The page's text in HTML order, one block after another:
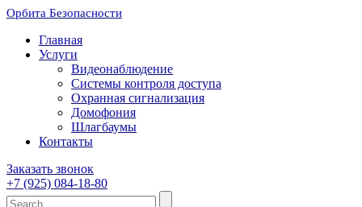
Орбита Безопасности
Главная
Услуги
Видеонаблюдение
Системы контроля доступа
Охранная сигнализация
Домофония
Шлагбаумы
Контакты
Заказать звонок
+7 (925) 084-18-80